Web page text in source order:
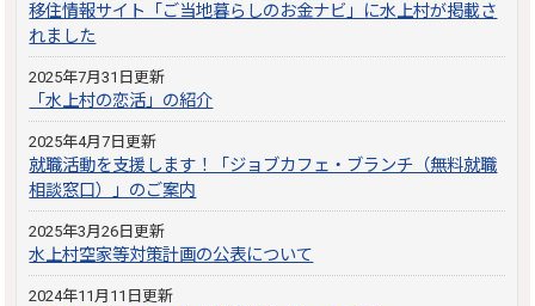
移住情報サイト「ご当地暮らしのお金ナビ」に水上村が掲載さ
れました
2025年7月31日更新
「水上村の恋活」の紹介
2025年4月7日更新
就職活動を支援します！「ジョブカフェ・ブランチ（無料就職
相談窓口）」のご案内
2025年3月26日更新
水上村空家等対策計画の公表について
2024年11月11日更新